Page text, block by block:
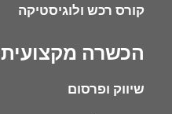
הכשרה מקצועית
שיווק ופרסום
קורס רכש ולוגיסטיקה